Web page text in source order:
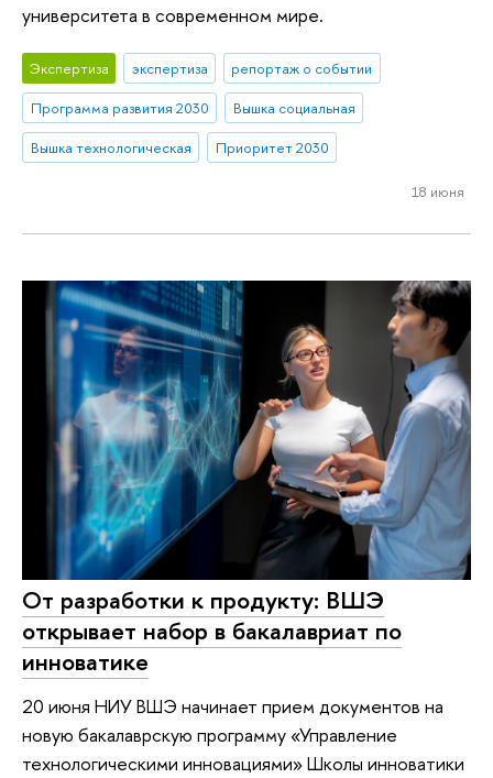
университета в современном мире.
Экспертиза экспертиза
репортаж о событии
Программа развития 2030
Вышка социальная
Вышка технологическая
Приоритет 2030
18 июня
От разработки к продукту: ВШЭ
открывает набор в бакалавриат по
инноватике
20 июня НИУ ВШЭ начинает прием документов на
новую бакалаврскую программу «Управление
технологическими инновациями» Школы инноватики